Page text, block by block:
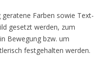
Farben sowie Text-
gesetzt werden, zum
Bewegung bzw. um
festgehalten werden.